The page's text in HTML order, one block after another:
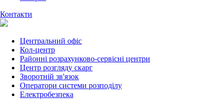
Контакти
Центральний офіс
Кол-центр
Районні розрахунково-сервісні центри
Центр розгляду скарг
Зворотній зв'язок
Оператори системи розподілу
Електробезпека